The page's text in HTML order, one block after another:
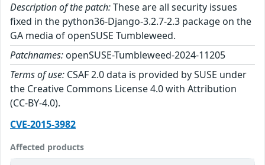
Description of the patch:These are all security issues
fixed in the python36-Django-3.2.7-2.3 package on the
GA media of openSUSE Tumbleweed.
Patchnames: openSUSE-Tumbleweed-2024-11205
Terms of use: CSAF 2.0 data is provided by SUSE under
the Creative Commons License 4.0 with Attribution
(CC-BY-4.0).
CVE-2015-3982
Affected products